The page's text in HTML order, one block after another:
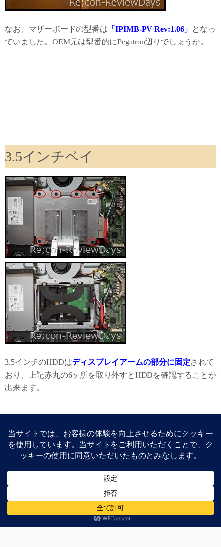
なお、マザーボードの型番は 「IPIMB-PV Rev:1.06」 となっ
ていました。OEM元は型番的にPegatron辺りでしょうか。
3.5インチベイ
3.5インチのHDDはディスプレイアームの部分に固定されて
おり、上記赤丸の6ヶ所を取り外すとHDDを確認することが
出来ます。
光学ドライブベイ